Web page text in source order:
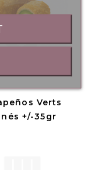
Verts
+/-35gr